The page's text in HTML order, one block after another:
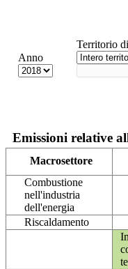
Anno
Territorio
Emissioni relative
Macrosettore
Combustione
nell'industria
dell'energia
Riscaldamento